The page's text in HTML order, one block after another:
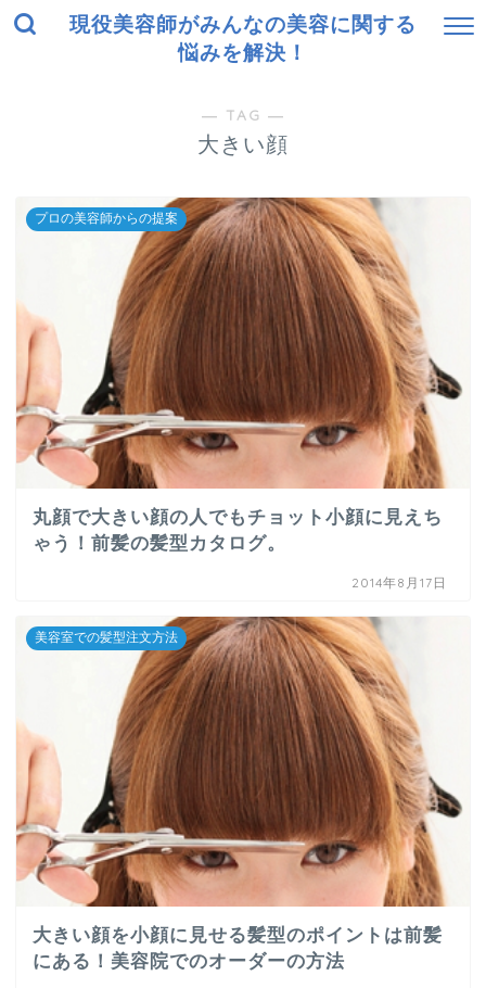
現役美容師がみんなの美容に関する
悩みを解決！
― TAG ―
大きい顔
プロの美容師からの提案
丸顔で大きい顔の人でもチョット小顔に見えち
ゃう！前髪の髪型カタログ。
2014年8月17日
美容室での髪型注文方法
大きい顔を小顔に見せる髪型のポイントは前髪
にある！美容院でのオーダーの方法